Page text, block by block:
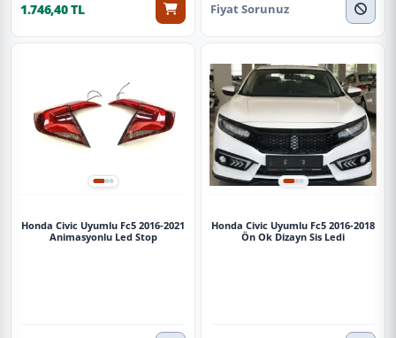
1.746,40 TL Fiyat Sorunuz
Honda Civic Uyumlu Fc5 2016-2021
Animasyonlu Led Stop
Honda Civic Uyumlu Fc5 2016-2018
Ön Ok Dizayn Sis Ledi